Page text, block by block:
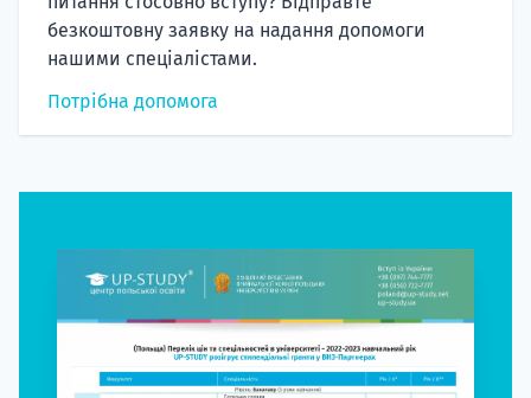
безкоштовну заявку на надання допомоги
нашими спеціалістами.
Потрібна допомога